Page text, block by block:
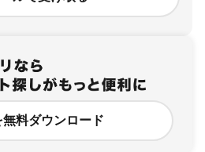
無料ダウンロード